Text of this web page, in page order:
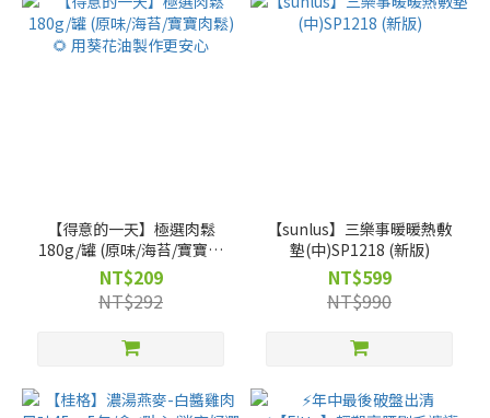
【得意的一天】極選肉鬆
180g/罐 (原味/海苔/寶寶肉
鬆)🌻 用葵花油製作更安心
NT$209
NT$292
【sunlus】三樂事暖暖熱敷
墊(中)SP1218 (新版)
NT$599
NT$990